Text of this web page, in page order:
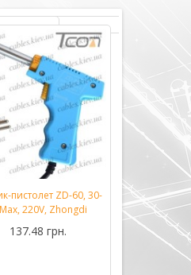
пистолет ZD-60, 30-
220V, Zhongdi
137.48 грн.
Подробнее...
Припой
диам.-